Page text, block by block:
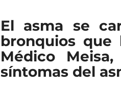
El asma se
bronquios que
Médico
síntomas del